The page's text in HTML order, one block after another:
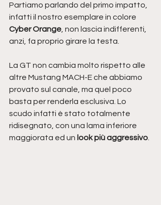
Partiamo parlando del primo impatto,
infatti il nostro esemplare in colore
Cyber Orange , non lascia indifferenti,
anzi, fa proprio girare la testa.
La GT non cambia molto rispetto alle
altre Mustang MACH-E che abbiamo
provato sul canale, ma quel poco
basta per renderla esclusiva. Lo
scudo infatti è stato totalmente
ridisegnato, con una lama inferiore
maggiorata ed un look più aggressivo